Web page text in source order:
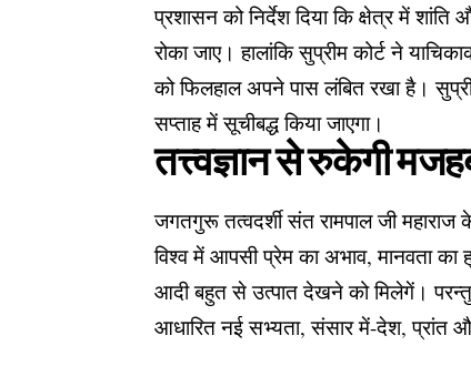
प्रशासन को निर्देश दिया कि क्षेत्र में
रोका जाए। हालांकि सुप्रीम कोर्ट ने
को फिलहाल अपने पास लंबित रखा है।
सप्ताह में सूचीबद्ध किया जाएगा।
तत्त्वज्ञान से रुकेगी
जगतगुरू तत्वदर्शी संत रामपाल जी महाराज
विश्व में आपसी प्रेम का अभाव, मानवता का
आदी बहुत से उत्पात देखने को मिलेगें। परन्तु
आधारित नई सभ्यता, संसार में-देश, प्रांत